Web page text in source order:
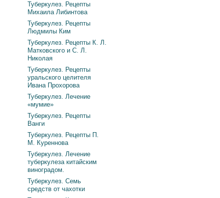
Туберкулез. Рецепты
Михаила Либинтова
Туберкулез. Рецепты
Людмилы Ким
Туберкулез. Рецепты К. Л.
Матковского и С. Л.
Николая
Туберкулез. Рецепты
уральского целителя
Ивана Прохорова
Туберкулез. Лечение
«мумие»
Туберкулез. Рецепты
Ванги
Туберкулез. Рецепты П.
М. Куреннова
Туберкулез. Лечение
туберкулеза китайским
виноградом.
Туберкулез. Семь
средств от чахотки